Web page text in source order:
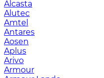
Alcasta
Alutec
Amtel
Antares
Aosen
Aplus
Arivo
Armour